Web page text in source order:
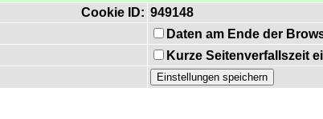
Cookie ID: 949148
Daten am Ende der
Kurze Seitenverfallszeit